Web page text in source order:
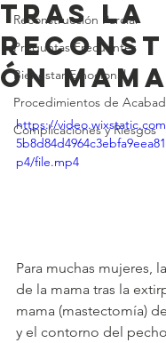
Reconstrucción Parcial
Preguntas Frecuentes
Bienestar Emocional
Procedimientos de
Complicaciones y Riesgos
tras la
ón
https://
p4/file.mp4
Para muchas mujeres,
de la mama tras la
mama (mastectomía)
y el contorno del